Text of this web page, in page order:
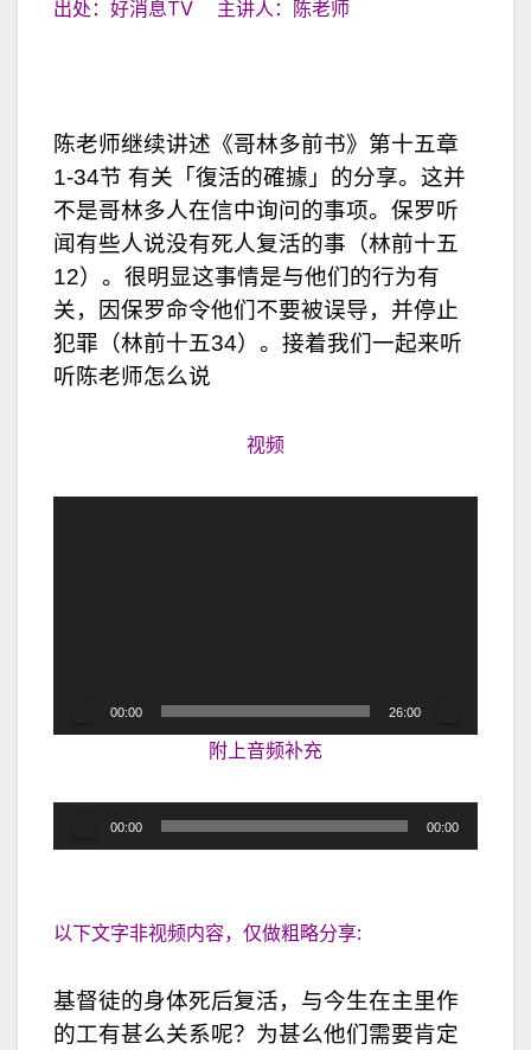
出处：好消息TV 主讲人：陈老师
陈老师继续讲述《哥林多前书》第十五章
1-34节 有关「復活的確據」的分享。这并
不是哥林多人在信中询问的事项。保罗听
闻有些人说没有死人复活的事（林前十五
12）。很明显这事情是与他们的行为有
关，因保罗命令他们不要被误导，并停止
犯罪（林前十五34）。接着我们一起来听
听陈老师怎么说
视频
00:00 26:00
附上音频补充
频
器
00:00 00:00
以下文字非视频内容，仅做粗略分享:
基督徒的身体死后复活，与今生在主里作
的工有甚么关系呢？为甚么他们需要肯定